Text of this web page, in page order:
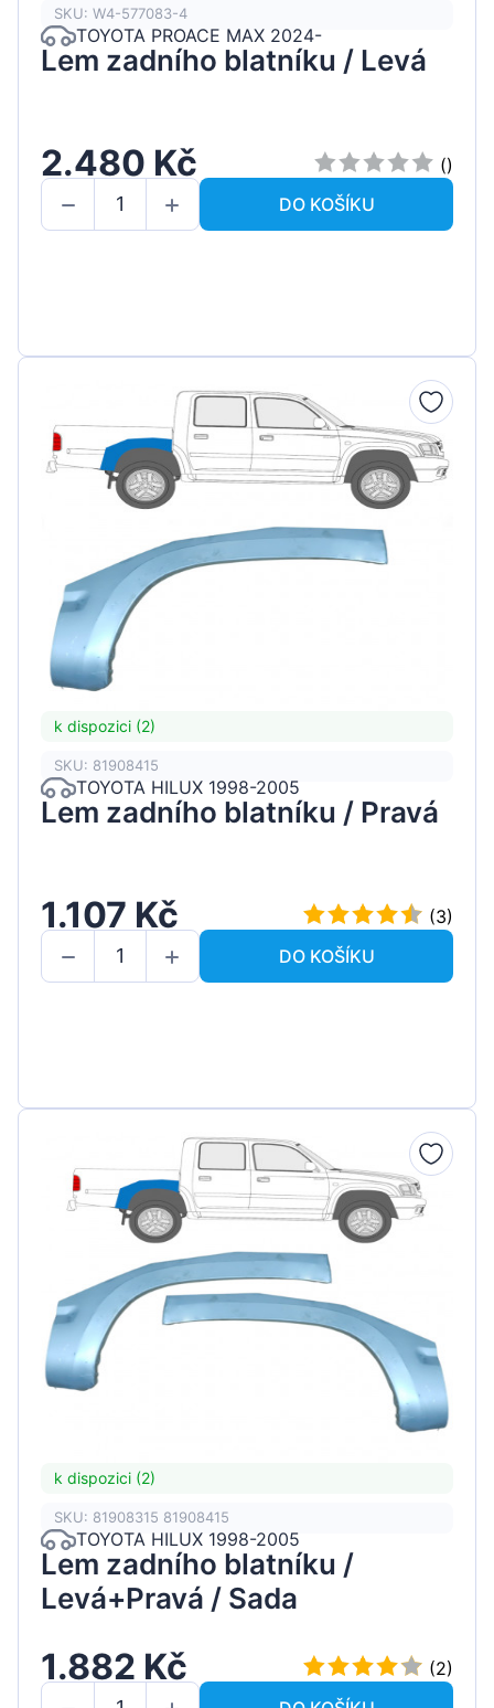
SKU: W4-577083-4
TOYOTA PROACE MAX 2024-
Lem zadního blatníku / Levá
2.480 Kč
()
DO KOŠÍKU
k dispozici (2)
SKU: 81908415
TOYOTA HILUX 1998-2005
Lem zadního blatníku / Pravá
1.107 Kč
(3)
DO KOŠÍKU
k dispozici (2)
SKU: 81908315 81908415
TOYOTA HILUX 1998-2005
Lem zadního blatníku /
Levá+Pravá / Sada
1.882 Kč
(2)